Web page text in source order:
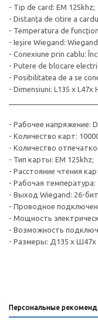
- Tip de card: EM 125khz;
- Distanța de citire a
- Temperatura de
- Ieșire Wiegand:
- Conexiune prin cablu:
- Putere de blocare
- Posibilitatea de a se
- Dimensiuni: L135 x L47x
- Рабочее напряжение:
- Количество карт:
- Количество
- Тип карты: EM 125khz;
- Расстояние чтения
- Рабочая температура:
- Выход Wiegand: 26-
- Проводное
- Мощность
- Возможность
- Размеры: Д135 х Ш47х
Персональные